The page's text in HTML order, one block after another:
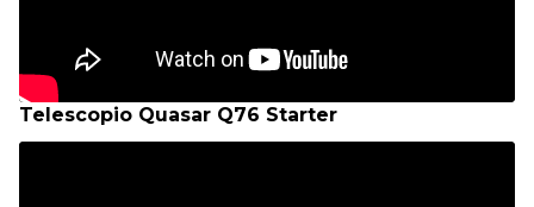
Telescopio Quasar Q76 Starter